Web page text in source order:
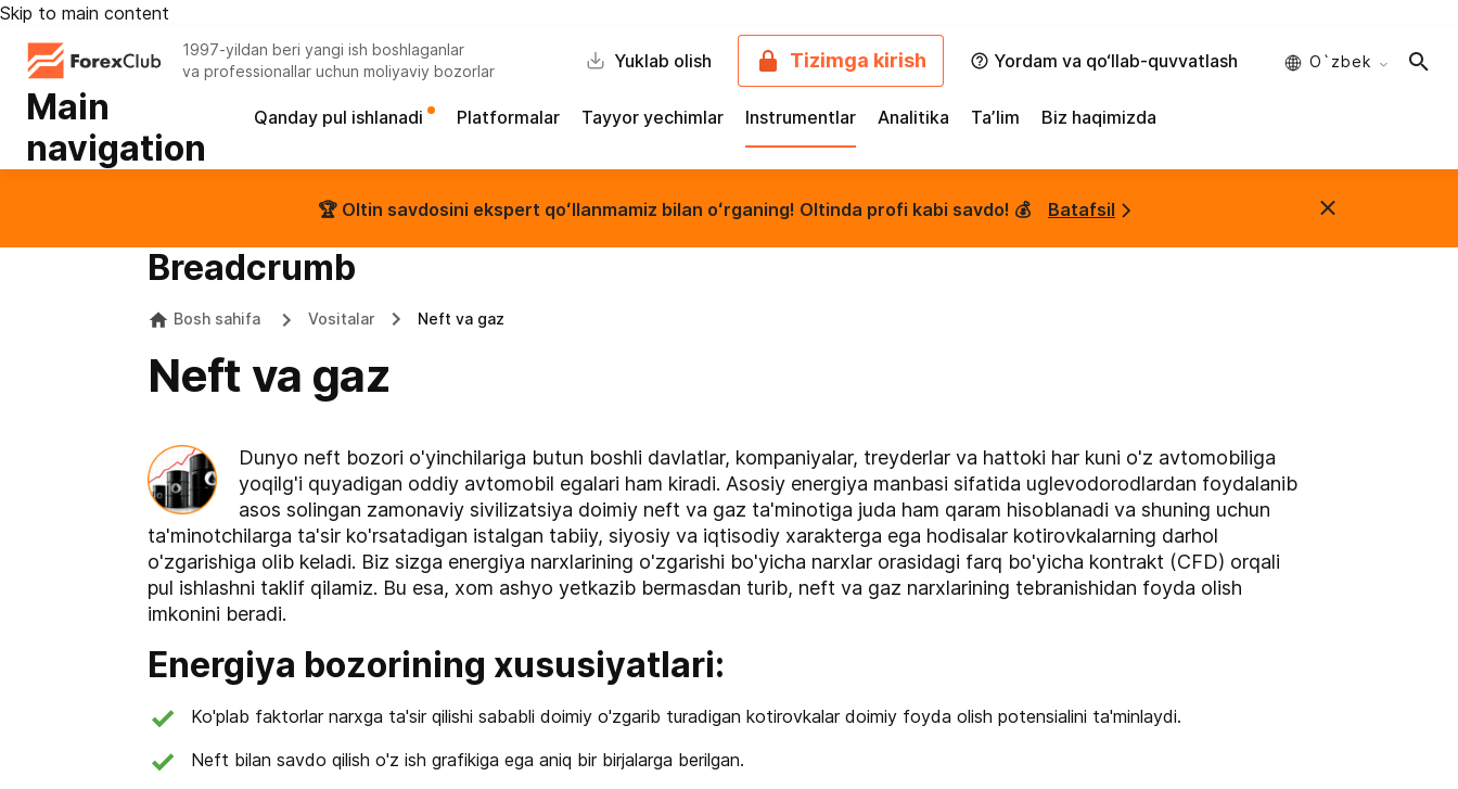
Skip to main content
1997-yildan beri yangi ish boshlaganlar
va professionallar uchun moliyaviy bozorlar
Yuklab olish Tizimga kirish Yordam va qo‘llab-quvvatlash O`zbek
Main
navigation
Qanday pul ishlanadi Platformalar Tayyor yechimlar Instrumentlar Analitika Taʼlim Biz haqimizda
🏆 Oltin savdosini ekspert qoʻllanmamiz bilan oʻrganing! Oltinda profi kabi savdo! 💰 Batafsil
Breadcrumb
Bosh sahifa Vositalar Neft va gaz
Neft va gaz
Dunyo neft bozori o'yinchilariga butun boshli davlatlar, kompaniyalar, treyderlar va hattoki har kuni o'z avtomobiliga
yoqilg'i quyadigan oddiy avtomobil egalari ham kiradi. Asosiy energiya manbasi sifatida uglevodorodlardan foydalanib
asos solingan zamonaviy sivilizatsiya doimiy neft va gaz ta'minotiga juda ham qaram hisoblanadi va shuning uchun
ta'minotchilarga ta'sir ko'rsatadigan istalgan tabiiy, siyosiy va iqtisodiy xarakterga ega hodisalar kotirovkalarning darhol
o'zgarishiga olib keladi. Biz sizga energiya narxlarining o'zgarishi bo'yicha narxlar orasidagi farq bo'yicha kontrakt (CFD) orqali
pul ishlashni taklif qilamiz. Bu esa, xom ashyo yetkazib bermasdan turib, neft va gaz narxlarining tebranishidan foyda olish
imkonini beradi.
Energiya bozorining xususiyatlari:
Ko'plab faktorlar narxga ta'sir qilishi sababli doimiy o'zgarib turadigan kotirovkalar doimiy foyda olish potensialini ta'minlaydi.
Neft bilan savdo qilish o'z ish grafikiga ega aniq bir birjalarga berilgan.